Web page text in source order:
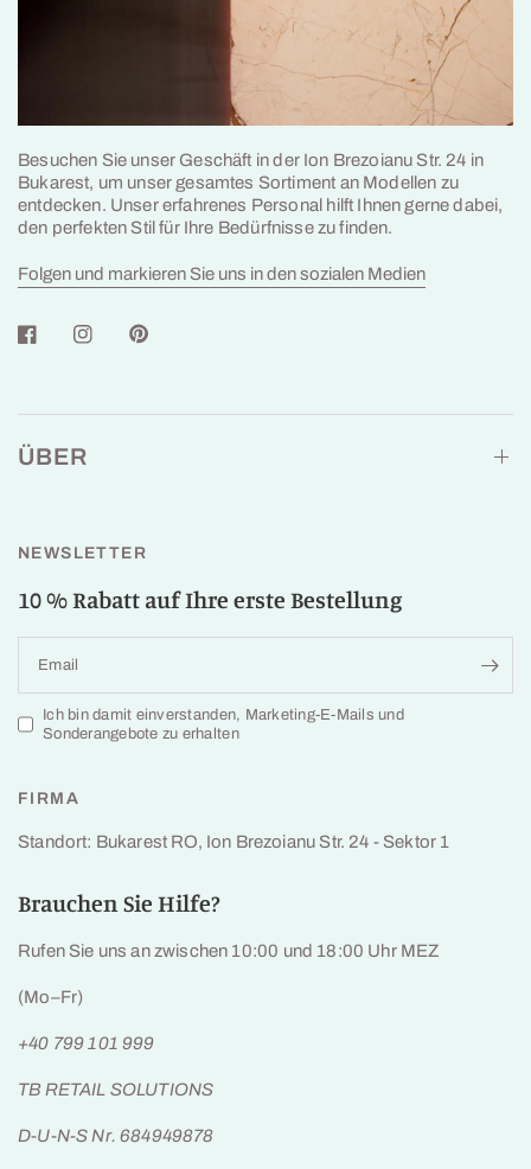
Besuchen Sie unser Geschäft in der Ion Brezoianu Str. 24 in
Bukarest, um unser gesamtes Sortiment an Modellen zu
entdecken. Unser erfahrenes Personal hilft Ihnen gerne dabei,
den perfekten Stil für Ihre Bedürfnisse zu finden.
Folgen und markieren Sie uns in den sozialen Medien
ÜBER
NEWSLETTER
10 % Rabatt auf Ihre erste Bestellung
Email
Ich bin damit einverstanden, Marketing-E-Mails und
Sonderangebote zu erhalten
FIRMA
Standort: Bukarest RO, Ion Brezoianu Str. 24 - Sektor 1
Brauchen Sie Hilfe?
Rufen Sie uns an zwischen 10:00 und 18:00 Uhr MEZ
(Mo–Fr)
+40 799 101 999
TB RETAIL SOLUTIONS
D-U-N-S Nr. 684949878